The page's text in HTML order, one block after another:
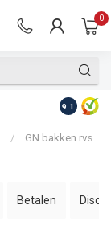
0
Op
9.1
/
GN bakken rvs
Betalen